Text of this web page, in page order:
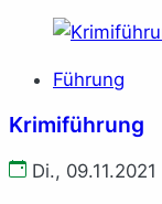
Führung
Krimiführung
Di., 09.11.2021